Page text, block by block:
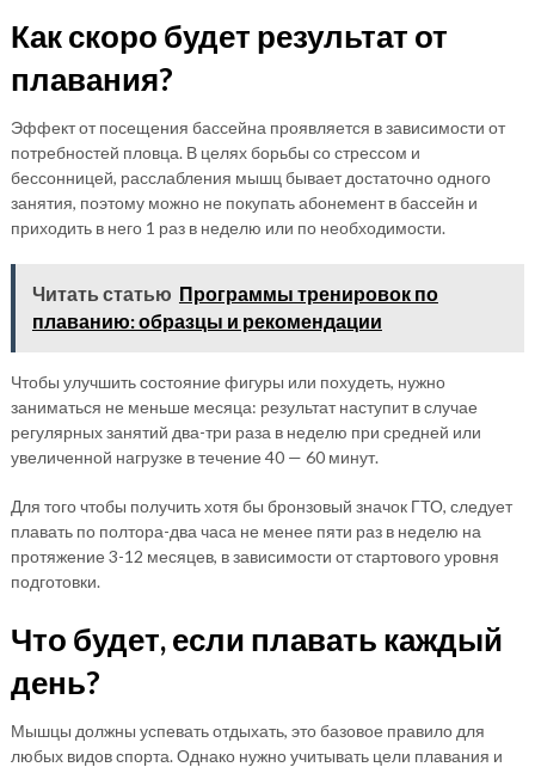
Как скоро будет результат от
плавания?
Эффект от посещения бассейна проявляется в зависимости от
потребностей пловца. В целях борьбы со стрессом и
бессонницей, расслабления мышц бывает достаточно одного
занятия, поэтому можно не покупать абонемент в бассейн и
приходить в него 1 раз в неделю или по необходимости.
Читать статью Программы тренировок по
плаванию: образцы и рекомендации
Чтобы улучшить состояние фигуры или похудеть, нужно
заниматься не меньше месяца: результат наступит в случае
регулярных занятий два-три раза в неделю при средней или
увеличенной нагрузке в течение 40 — 60 минут.
Для того чтобы получить хотя бы бронзовый значок ГТО, следует
плавать по полтора-два часа не менее пяти раз в неделю на
протяжение 3-12 месяцев, в зависимости от стартового уровня
подготовки.
Что будет, если плавать каждый
день?
Мышцы должны успевать отдыхать, это базовое правило для
любых видов спорта. Однако нужно учитывать цели плавания и